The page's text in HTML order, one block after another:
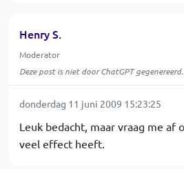
Henry S.
Moderator
Deze post is niet door ChatGPT gegenereerd.
donderdag 11 juni 2009 15:23:25
Leuk bedacht, maar vraag me af
veel effect heeft.